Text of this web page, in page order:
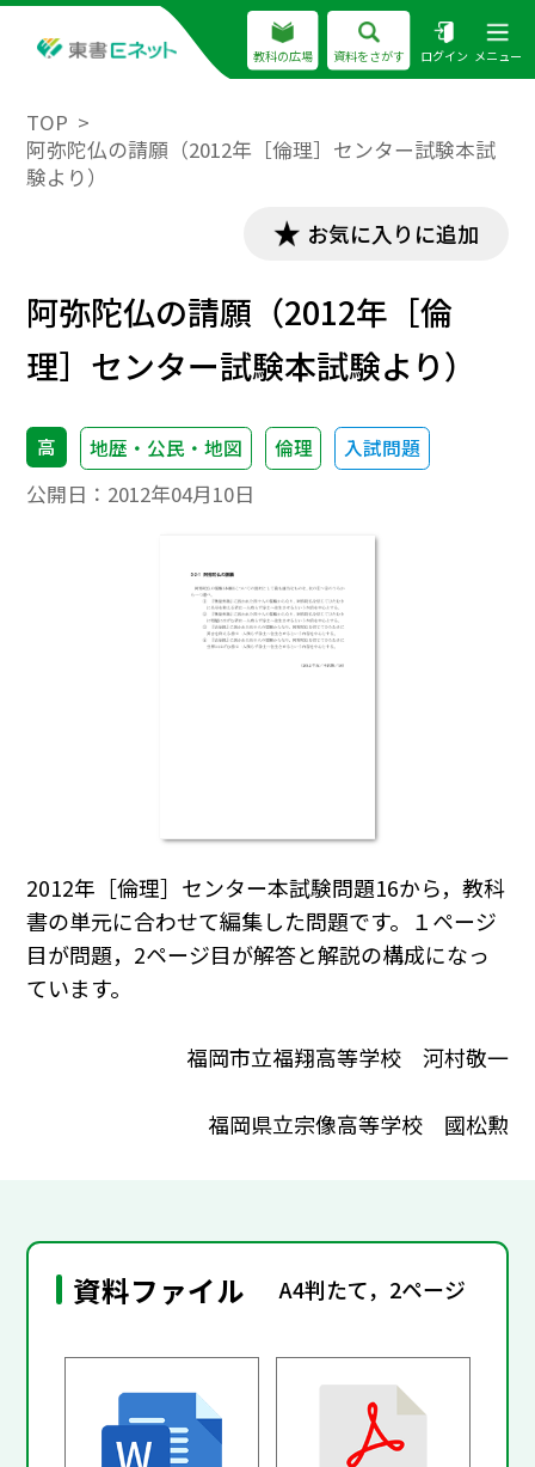
教科の広場 資料をさがす ログイン メニュー
TOP
阿弥陀仏の請願（2012年［倫理］センター試験本試
験より）
お気に入りに追加
阿弥陀仏の請願（2012年［倫
理］センター試験本試験より）
高 地歴・公民・地図 倫理 入試問題
公開日： 2012年04月10日
2012年［倫理］センター本試験問題16から，教科
書の単元に合わせて編集した問題です。１ページ
目が問題，2ページ目が解答と解説の構成になっ
ています。
福岡市立福翔高等学校 河村敬一
福岡県立宗像高等学校 國松勲
資料ファイル A4判たて，2ページ